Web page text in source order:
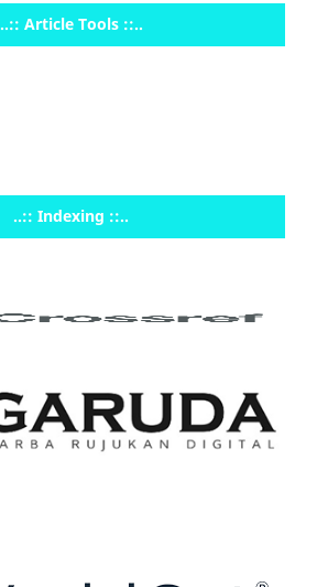
..:: Article Tools ::..
..:: Indexing ::..